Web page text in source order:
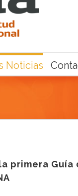
Noticias
primera